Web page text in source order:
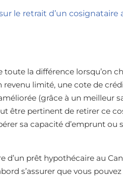
le retrait d’un cosignataire
la différence lorsqu’on
limité, une cote de
(grâce à un meilleur
être pertinent de retirer ce
sa capacité d’emprunt
d’un prêt hypothécaire au
s’assurer que vous